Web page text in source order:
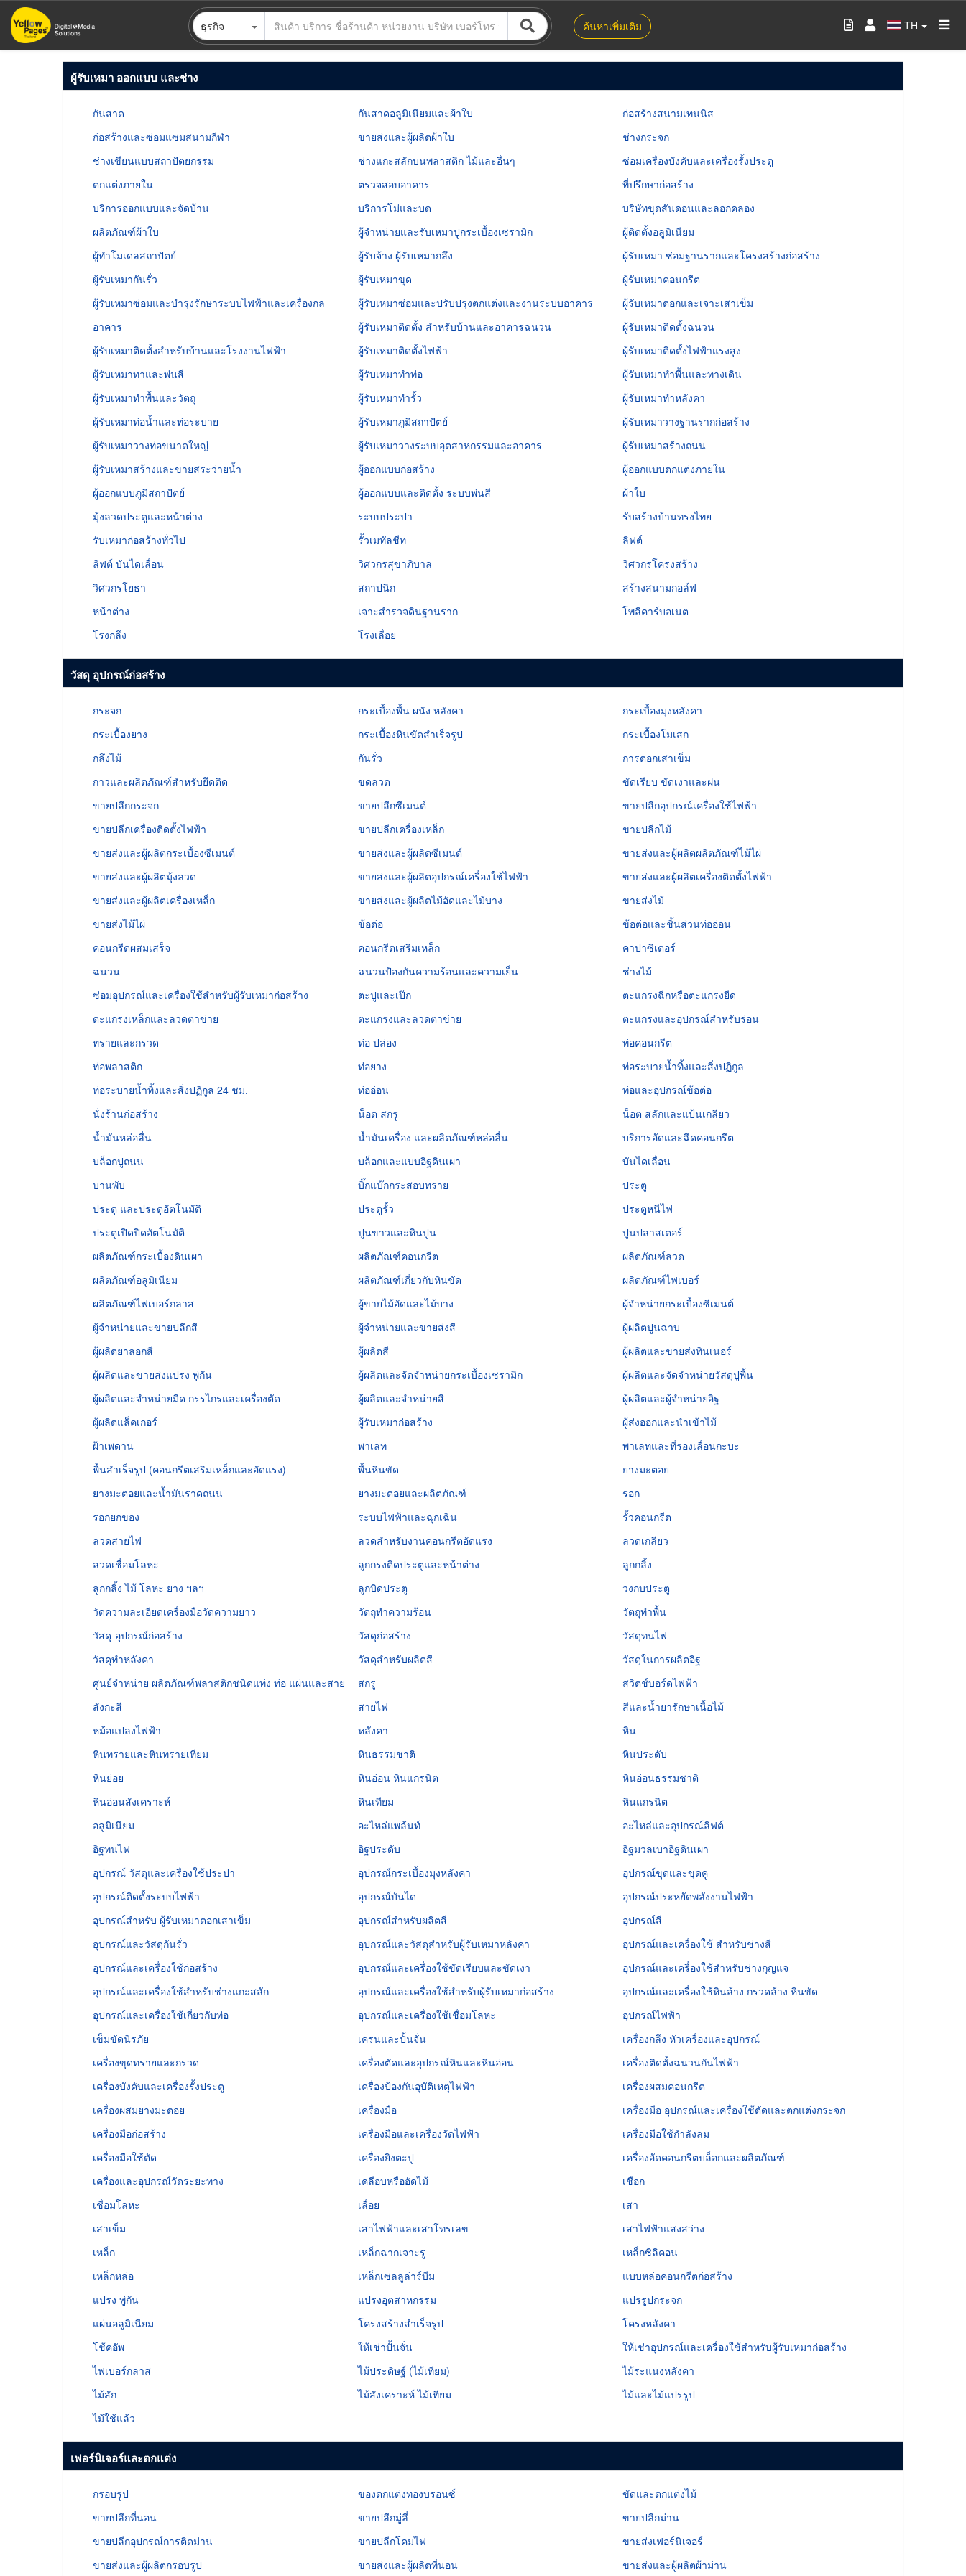
ข้าม
ไป
ธุรกิจ ค้นหาเพิ่มเติม TH
ผู้รับเหมา ออกแบบ และช่าง
กันสาด กันสาดอลูมิเนียมและผ้าใบ
ก่อสร้างสนามเทนนิส
ก่อสร้างและซ่อมแซมสนามกีฬา
ขายส่งและผู้ผลิตผ้าใบ
ช่างกระจก
ช่างเขียนแบบสถาปัตยกรรม
ช่างแกะสลักบนพลาสติก ไม้และอื่นๆ
ซ่อมเครื่องบังคับและเครื่องรั้งประตู
ตกแต่งภายใน
ตรวจสอบอาคาร
ที่ปรึกษาก่อสร้าง
บริการออกแบบและจัดบ้าน
บริการโม่และบด
บริษัทขุดสันดอนและลอกคลอง
ผลิตภัณฑ์ผ้าใบ
ผู้จำหน่ายและรับเหมาปูกระเบื้องเซรามิก
ผู้ติดตั้งอลูมิเนียม
ผู้ทำโมเดลสถาปัตย์
ผู้รับจ้าง ผู้รับเหมากลึง
ผู้รับเหมา ซ่อมฐานรากและโครงสร้างก่อสร้าง
ผู้รับเหมากันรั่ว
ผู้รับเหมาขุด
ผู้รับเหมาคอนกรีต
ผู้รับเหมาซ่อมและบำรุงรักษาระบบไฟฟ้าและเครื่องกล
อาคาร
ผู้รับเหมาซ่อมและปรับปรุงตกแต่งและงานระบบอาคาร
ผู้รับเหมาตอกและเจาะเสาเข็ม
ผู้รับเหมาติดตั้ง สำหรับบ้านและอาคารฉนวน
ผู้รับเหมาติดตั้งฉนวน
ผู้รับเหมาติดตั้งสำหรับบ้านและโรงงานไฟฟ้า
ผู้รับเหมาติดตั้งไฟฟ้า
ผู้รับเหมาติดตั้งไฟฟ้าแรงสูง
ผู้รับเหมาทาและพ่นสี
ผู้รับเหมาทำท่อ
ผู้รับเหมาทำพื้นและทางเดิน
ผู้รับเหมาทำพื้นและวัตถุ
ผู้รับเหมาทำรั้ว
ผู้รับเหมาทำหลังคา
ผู้รับเหมาท่อน้ำและท่อระบาย
ผู้รับเหมาภูมิสถาปัตย์
ผู้รับเหมาวางฐานรากก่อสร้าง
ผู้รับเหมาวางท่อขนาดใหญ่
ผู้รับเหมาวางระบบอุตสาหกรรมและอาคาร
ผู้รับเหมาสร้างถนน
ผู้รับเหมาสร้างและขายสระว่ายน้ำ
ผู้ออกแบบก่อสร้าง
ผู้ออกแบบตกแต่งภายใน
ผู้ออกแบบภูมิสถาปัตย์
ผู้ออกแบบและติดตั้ง ระบบพ่นสี
ผ้าใบ
มุ้งลวดประตูและหน้าต่าง
ระบบประปา
รับสร้างบ้านทรงไทย
รับเหมาก่อสร้างทั่วไป
รั้วเมทัลชีท
ลิฟต์
ลิฟต์ บันไดเลื่อน
วิศวกรสุขาภิบาล
วิศวกรโครงสร้าง
วิศวกรโยธา
สถาปนิก
สร้างสนามกอล์ฟ
หน้าต่าง
เจาะสำรวจดินฐานราก
โพลีคาร์บอเนต
โรงกลึง
โรงเลื่อย
วัสดุ อุปกรณ์ก่อสร้าง
กระจก กระเบื้องพื้น ผนัง หลังคา
กระเบื้องมุงหลังคา
กระเบื้องยาง
กระเบื้องหินขัดสำเร็จรูป
กระเบื้องโมเสก
กลึงไม้
กันรั่ว
การตอกเสาเข็ม
กาวและผลิตภัณฑ์สำหรับยึดติด
ขดลวด
ขัดเรียบ ขัดเงาและฝน
ขายปลีกกระจก
ขายปลีกซีเมนต์
ขายปลีกอุปกรณ์เครื่องใช้ไฟฟ้า
ขายปลีกเครื่องติดตั้งไฟฟ้า
ขายปลีกเครื่องเหล็ก
ขายปลีกไม้
ขายส่งและผู้ผลิตกระเบื้องซีเมนต์
ขายส่งและผู้ผลิตซีเมนต์
ขายส่งและผู้ผลิตผลิตภัณฑ์ไม้ไผ่
ขายส่งและผู้ผลิตมุ้งลวด
ขายส่งและผู้ผลิตอุปกรณ์เครื่องใช้ไฟฟ้า
ขายส่งและผู้ผลิตเครื่องติดตั้งไฟฟ้า
ขายส่งและผู้ผลิตเครื่องเหล็ก
ขายส่งและผู้ผลิตไม้อัดและไม้บาง
ขายส่งไม้
ขายส่งไม้ไผ่
ข้อต่อ
ข้อต่อและชิ้นส่วนท่ออ่อน
คอนกรีตผสมเสร็จ
คอนกรีตเสริมเหล็ก
คาปาซิเตอร์
ฉนวน
ฉนวนป้องกันความร้อนและความเย็น
ช่างไม้
ซ่อมอุปกรณ์และเครื่องใช้สำหรับผู้รับเหมาก่อสร้าง
ตะปูและเป๊ก
ตะแกรงฉีกหรือตะแกรงยืด
ตะแกรงเหล็กและลวดตาข่าย
ตะแกรงและลวดตาข่าย
ตะแกรงและอุปกรณ์สำหรับร่อน
ทรายและกรวด
ท่อ ปล่อง
ท่อคอนกรีต
ท่อพลาสติก
ท่อยาง
ท่อระบายน้ำทิ้งและสิ่งปฏิกูล
ท่อระบายน้ำทิ้งและสิ่งปฏิกูล 24 ชม.
ท่ออ่อน
ท่อและอุปกรณ์ข้อต่อ
นั่งร้านก่อสร้าง
น็อต สกรู
น็อต สลักและแป้นเกลียว
น้ำมันหล่อลื่น
น้ำมันเครื่อง และผลิตภัณฑ์หล่อลื่น
บริการอัดและฉีดคอนกรีต
บล็อกปูถนน
บล็อกและแบบอิฐดินเผา
บันไดเลื่อน
บานพับ
บิ๊กแบ๊กกระสอบทราย
ประตู
ประตู และประตูอัตโนมัติ
ประตูรั้ว
ประตูหนีไฟ
ประตูเปิดปิดอัตโนมัติ
ปูนขาวและหินปูน
ปูนปลาสเตอร์
ผลิตภัณฑ์กระเบื้องดินเผา
ผลิตภัณฑ์คอนกรีต
ผลิตภัณฑ์ลวด
ผลิตภัณฑ์อลูมิเนียม
ผลิตภัณฑ์เกี่ยวกับหินขัด
ผลิตภัณฑ์ไฟเบอร์
ผลิตภัณฑ์ไฟเบอร์กลาส
ผู้ขายไม้อัดและไม้บาง
ผู้จำหน่ายกระเบื้องซีเมนต์
ผู้จำหน่ายและขายปลีกสี
ผู้จำหน่ายและขายส่งสี
ผู้ผลิตปูนฉาบ
ผู้ผลิตยาลอกสี
ผู้ผลิตสี
ผู้ผลิตและขายส่งทินเนอร์
ผู้ผลิตและขายส่งแปรง พู่กัน
ผู้ผลิตและจัดจำหน่ายกระเบื้องเซรามิก
ผู้ผลิตและจัดจำหน่ายวัสดุปูพื้น
ผู้ผลิตและจำหน่ายมีด กรรไกรและเครื่องตัด
ผู้ผลิตและจำหน่ายสี
ผู้ผลิตและผู้จำหน่ายอิฐ
ผู้ผลิตแล็คเกอร์
ผู้รับเหมาก่อสร้าง
ผู้ส่งออกและนำเข้าไม้
ฝ้าเพดาน
พาเลท
พาเลทและที่รองเลื่อนกะบะ
พื้นสำเร็จรูป (คอนกรีตเสริมเหล็กและอัดแรง)
พื้นหินขัด
ยางมะตอย
ยางมะตอยและน้ำมันราดถนน
ยางมะตอยและผลิตภัณฑ์
รอก
รอกยกของ
ระบบไฟฟ้าและฉุกเฉิน
รั้วคอนกรีต
ลวดสายไฟ
ลวดสำหรับงานคอนกรีตอัดแรง
ลวดเกลียว
ลวดเชื่อมโลหะ
ลูกกรงติดประตูและหน้าต่าง
ลูกกลิ้ง
ลูกกลิ้ง ไม้ โลหะ ยาง ฯลฯ
ลูกบิดประตู
วงกบประตู
วัดความละเอียดเครื่องมือวัดความยาว
วัตถุทำความร้อน
วัตถุทำพื้น
วัสดุ-อุปกรณ์ก่อสร้าง
วัสดุก่อสร้าง
วัสดุทนไฟ
วัสดุทำหลังคา
วัสดุสำหรับผลิตสี
วัสดุในการผลิตอิฐ
ศูนย์จำหน่าย ผลิตภัณฑ์พลาสติกชนิดแท่ง ท่อ แผ่นและสาย
สกรู
สวิตช์บอร์ดไฟฟ้า
สังกะสี
สายไฟ
สีและน้ำยารักษาเนื้อไม้
หม้อแปลงไฟฟ้า
หลังคา
หิน
หินทรายและหินทรายเทียม
หินธรรมชาติ
หินประดับ
หินย่อย
หินอ่อน หินแกรนิต
หินอ่อนธรรมชาติ
หินอ่อนสังเคราะห์
หินเทียม
หินแกรนิต
อลูมิเนียม
อะไหล่แพล้นท์
อะไหล่และอุปกรณ์ลิฟต์
อิฐทนไฟ
อิฐประดับ
อิฐมวลเบาอิฐดินเผา
อุปกรณ์ วัสดุและเครื่องใช้ประปา
อุปกรณ์กระเบื้องมุงหลังคา
อุปกรณ์ขุดและขุดคู
อุปกรณ์ติดตั้งระบบไฟฟ้า
อุปกรณ์บันได
อุปกรณ์ประหยัดพลังงานไฟฟ้า
อุปกรณ์สำหรับ ผู้รับเหมาตอกเสาเข็ม
อุปกรณ์สำหรับผลิตสี
อุปกรณ์สี
อุปกรณ์และวัสดุกันรั่ว
อุปกรณ์และวัสดุสำหรับผู้รับเหมาหลังคา
อุปกรณ์และเครื่องใช้ สำหรับช่างสี
อุปกรณ์และเครื่องใช้ก่อสร้าง
อุปกรณ์และเครื่องใช้ขัดเรียบและขัดเงา
อุปกรณ์และเครื่องใช้สำหรับช่างกุญแจ
อุปกรณ์และเครื่องใช้สำหรับช่างแกะสลัก
อุปกรณ์และเครื่องใช้สำหรับผู้รับเหมาก่อสร้าง
อุปกรณ์และเครื่องใช้หินล้าง กรวดล้าง หินขัด
อุปกรณ์และเครื่องใช้เกี่ยวกับท่อ
อุปกรณ์และเครื่องใช้เชื่อมโลหะ
อุปกรณ์ไฟฟ้า
เข็มขัดนิรภัย
เครนและปั้นจั่น
เครื่องกลึง หัวเครื่องและอุปกรณ์
เครื่องขุดทรายและกรวด
เครื่องตัดและอุปกรณ์หินและหินอ่อน
เครื่องติดตั้งฉนวนกันไฟฟ้า
เครื่องบังคับและเครื่องรั้งประตู
เครื่องป้องกันอุบัติเหตุไฟฟ้า
เครื่องผสมคอนกรีต
เครื่องผสมยางมะตอย
เครื่องมือ
เครื่องมือ อุปกรณ์และเครื่องใช้ตัดและตกแต่งกระจก
เครื่องมือก่อสร้าง
เครื่องมือและเครื่องวัดไฟฟ้า
เครื่องมือใช้กำลังลม
เครื่องมือใช้ตัด
เครื่องยิงตะปู
เครื่องอัดคอนกรีตบล็อกและผลิตภัณฑ์
เครื่องและอุปกรณ์วัดระยะทาง
เคลือบหรืออัดไม้
เชือก
เชื่อมโลหะ
เลื่อย
เสา
เสาเข็ม
เสาไฟฟ้าและเสาโทรเลข
เสาไฟฟ้าแสงสว่าง
เหล็ก
เหล็กฉากเจาะรู
เหล็กซิลิคอน
เหล็กหล่อ
เหล็กเซลลูล่าร์บีม
แบบหล่อคอนกรีตก่อสร้าง
แปรง พู่กัน
แปรงอุตสาหกรรม
แปรรูปกระจก
แผ่นอลูมิเนียม
โครงสร้างสำเร็จรูป
โครงหลังคา
โช้คอัพ
ให้เช่าปั้นจั่น
ให้เช่าอุปกรณ์และเครื่องใช้สำหรับผู้รับเหมาก่อสร้าง
ไฟเบอร์กลาส
ไม้ประดิษฐ์ (ไม้เทียม)
ไม้ระแนงหลังคา
ไม้สัก
ไม้สังเคราะห์ ไม้เทียม
ไม้และไม้แปรรูป
ไม้ใช้แล้ว
เฟอร์นิเจอร์และตกแต่ง
กรอบรูป ของตกแต่งทองบรอนซ์
ขัดและตกแต่งไม้
ขายปลีกที่นอน
ขายปลีกมู่ลี่
ขายปลีกม่าน
ขายปลีกอุปกรณ์การติดม่าน
ขายปลีกโคมไฟ
ขายส่งเฟอร์นิเจอร์
ขายส่งและผู้ผลิตกรอบรูป
ขายส่งและผู้ผลิตที่นอน ขายส่งและผู้ผลิตผ้าม่าน